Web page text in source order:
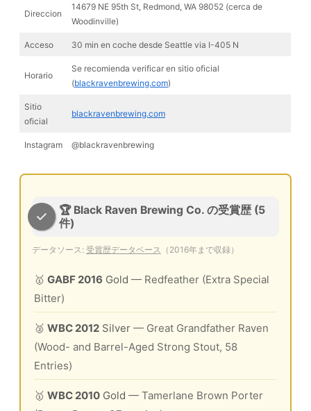
Direccion
14679 NE 95th St, Redmond, WA 98052 (cerca de
Woodinville)
Acceso 30 min en coche desde Seattle via I-405 N
Horario
Se recomienda verificar en sitio oficial
(blackravenbrewing.com)
Sitio
oficial
blackravenbrewing.com
Instagram @blackravenbrewing
🏆 Black Raven Brewing Co. の受賞歴 (5
件)
データソース: 受賞歴データベース （2016年まで収録）
🥇 GABF 2016 Gold — Redfeather (Extra Special
Bitter)
🥈 WBC 2012 Silver — Great Grandfather Raven
(Wood- and Barrel-Aged Strong Stout, 58
Entries)
🥇 WBC 2010 Gold — Tamerlane Brown Porter